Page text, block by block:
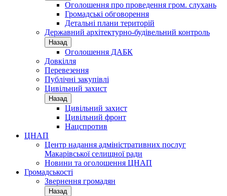
Оголошення про проведення гром. слухань
Громадські обговорення
Детальні плани територій
Державний архітектурно-будівельний контроль
Назад
Оголошення ДАБК
Довкілля
Перевезення
Публічні закупівлі
Цивільний захист
Назад
Цивільний захист
Цивільний фронт
Нацспротив
ЦНАП
Центр надання адміністративних послуг
Макарівської селищної ради
Новини та оголошення ЦНАП
Громадськості
Звернення громадян
Назад